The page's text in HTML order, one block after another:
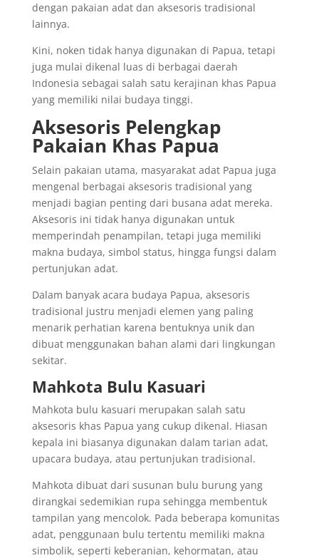
dengan pakaian adat dan aksesoris tradisional
lainnya.
Kini, noken tidak hanya digunakan di Papua, tetapi
juga mulai dikenal luas di berbagai daerah
Indonesia sebagai salah satu kerajinan khas Papua
yang memiliki nilai budaya tinggi.
Aksesoris Pelengkap
Pakaian Khas Papua
Selain pakaian utama, masyarakat adat Papua juga
mengenal berbagai aksesoris tradisional yang
menjadi bagian penting dari busana adat mereka.
Aksesoris ini tidak hanya digunakan untuk
memperindah penampilan, tetapi juga memiliki
makna budaya, simbol status, hingga fungsi dalam
pertunjukan adat.
Dalam banyak acara budaya Papua, aksesoris
tradisional justru menjadi elemen yang paling
menarik perhatian karena bentuknya unik dan
dibuat menggunakan bahan alami dari lingkungan
sekitar.
Mahkota Bulu Kasuari
Mahkota bulu kasuari merupakan salah satu
aksesoris khas Papua yang cukup dikenal. Hiasan
kepala ini biasanya digunakan dalam tarian adat,
upacara budaya, atau pertunjukan tradisional.
Mahkota dibuat dari susunan bulu burung yang
dirangkai sedemikian rupa sehingga membentuk
tampilan yang mencolok. Pada beberapa komunitas
adat, penggunaan bulu tertentu memiliki makna
simbolik, seperti keberanian, kehormatan, atau